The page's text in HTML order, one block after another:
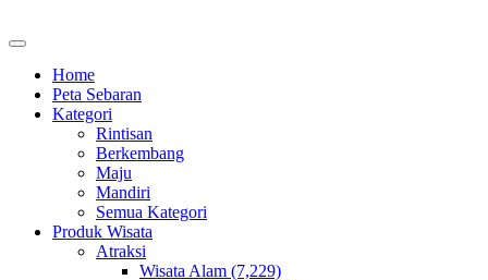
Home
Peta Sebaran
Kategori
Rintisan
Berkembang
Maju
Mandiri
Semua Kategori
Produk Wisata
Atraksi
Wisata Alam (7,229)